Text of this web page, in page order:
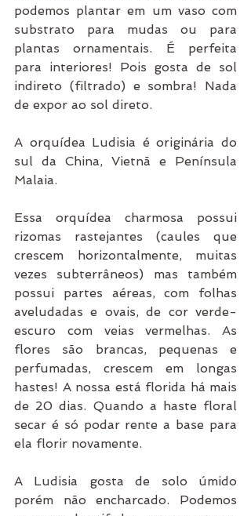
podemos plantar em um vaso com
substrato para mudas ou para
plantas ornamentais. É perfeita
para interiores! Pois gosta de sol
indireto (filtrado) e sombra! Nada
de expor ao sol direto.
A orquídea Ludisia é originária do
sul da China, Vietnã e Península
Malaia.
Essa orquídea charmosa possui
rizomas rastejantes (caules que
crescem horizontalmente, muitas
vezes subterrâneos) mas também
possui partes aéreas, com folhas
aveludadas e ovais, de cor verde-
escuro com veias vermelhas. As
flores são brancas, pequenas e
perfumadas, crescem em longas
hastes! A nossa está florida há mais
de 20 dias. Quando a haste floral
secar é só podar rente a base para
ela florir novamente.
A Ludisia gosta de solo úmido
porém não encharcado. Podemos